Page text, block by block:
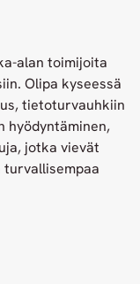
alan toimijoita
Olipa kyseessä
tietoturvauhkiin
hyödyntäminen,
jotka vievät